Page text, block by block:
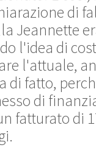
di
Jeannette
l'idea di
l'attuale,
di fatto,
di
fatturato di